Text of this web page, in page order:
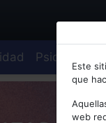
Psiquiatría
Este
que
web